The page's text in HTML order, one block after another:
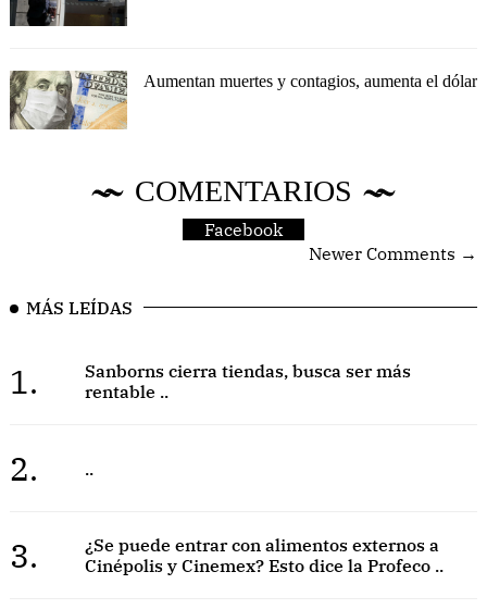
Aumentan muertes y contagios, aumenta el dólar
COMENTARIOS
Facebook
Newer Comments →
MÁS LEÍDAS
1.
Sanborns cierra tiendas, busca ser más
rentable ..
2. ..
3.
¿Se puede entrar con alimentos externos a
Cinépolis y Cinemex? Esto dice la Profeco ..